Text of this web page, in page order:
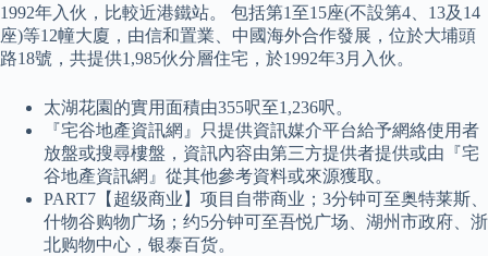
1992年入伙，比較近港鐵站。 包括第1至15座(不設第4、13及14
座)等12幢大廈，由信和置業、中國海外合作發展，位於大埔頭
路18號，共提供1,985伙分層住宅，於1992年3月入伙。
太湖花園的實用面積由355呎至1,236呎。
『宅谷地產資訊網』只提供資訊媒介平台給予網絡使用者
放盤或搜尋樓盤，資訊內容由第三方提供者提供或由『宅
谷地產資訊網』從其他參考資料或來源獲取。
PART7【超级商业】项目自带商业；3分钟可至奥特莱斯、
什物谷购物广场；约5分钟可至吾悦广场、湖州市政府、浙
北购物中心，银泰百货。